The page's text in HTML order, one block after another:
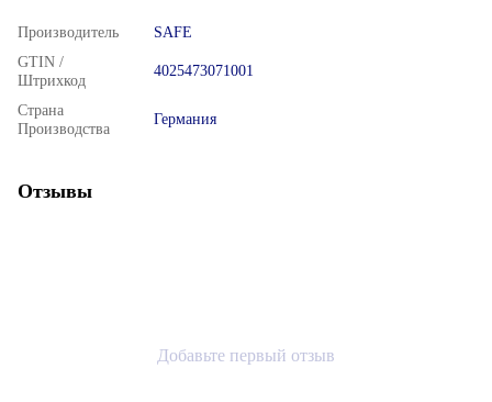
Производитель
SAFE
GTIN /
Штрихкод
4025473071001
Страна
Производства
Германия
Отзывы
Добавьте первый отзыв